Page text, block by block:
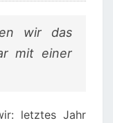
wir das
mit einer
letztes Jahr